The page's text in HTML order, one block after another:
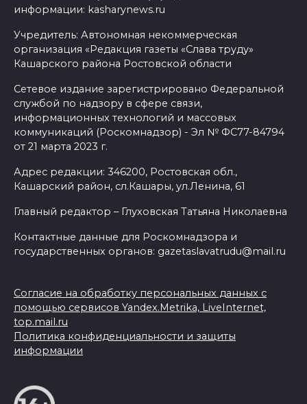
информации: kasharynews.ru
Учредитель: Автономная некоммерческая
организация «Редакция газеты «Слава труду»
Кашарского района Ростовской области
Сетевое издание зарегистрировано Федеральной
службой по надзору в сфере связи,
информационных технологий и массовых
коммуникаций (Роскомнадзор) - Эл № ФС77-84794
от 21 марта 2023 г.
Адрес редакции: 346200, Ростовская обл.,
Кашарский район, сл.Кашары, ул.Ленина, 61
Главный редактор – Глуховская Татьяна Николаевна
Контактные данные для Роскомнадзора и
государственных органов: gazetaslavatrudu@mail.ru
Согласие на обработку персональных данных с
помощью сервисов Yandex.Metrika, LiveInternet,
top.mail.ru
Политика конфиденциальности и защиты
информации